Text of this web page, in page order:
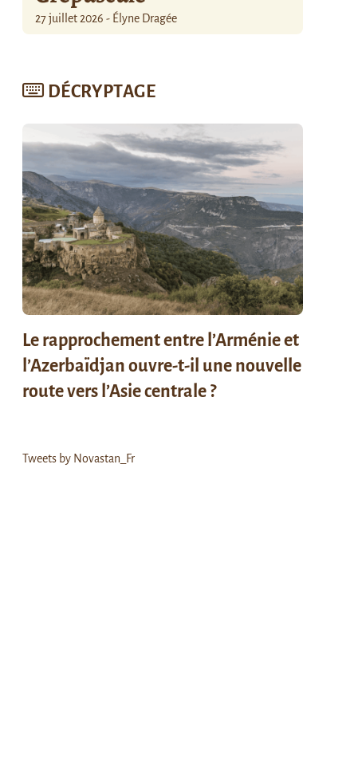
27 juillet 2026 - Élyne Dragée
DÉCRYPTAGE
Le rapprochement entre l’Arménie et
l’Azerbaïdjan ouvre-t-il une nouvelle
route vers l’Asie centrale ?
Tweets by Novastan_Fr